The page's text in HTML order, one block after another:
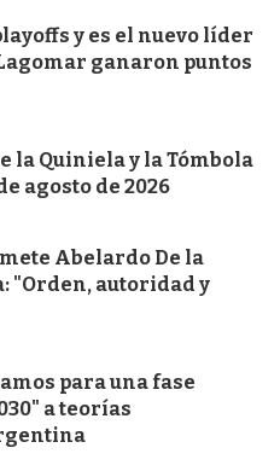
y es el nuevo líder
ganaron puntos
la Quiniela y la Tómbola
agosto de 2026
Abelardo De la
"Orden, autoridad y
para una fase
a teorías